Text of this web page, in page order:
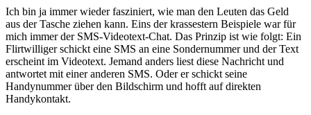
Ich bin ja immer wieder fasziniert, wie man den Leuten das Geld
aus der Tasche ziehen kann. Eins der krassestern Beispiele war für
mich immer der SMS-Videotext-Chat. Das Prinzip ist wie folgt: Ein
Flirtwilliger schickt eine SMS an eine Sondernummer und der Text
erscheint im Videotext. Jemand anders liest diese Nachricht und
antwortet mit einer anderen SMS. Oder er schickt seine
Handynummer über den Bildschirm und hofft auf direkten
Handykontakt.